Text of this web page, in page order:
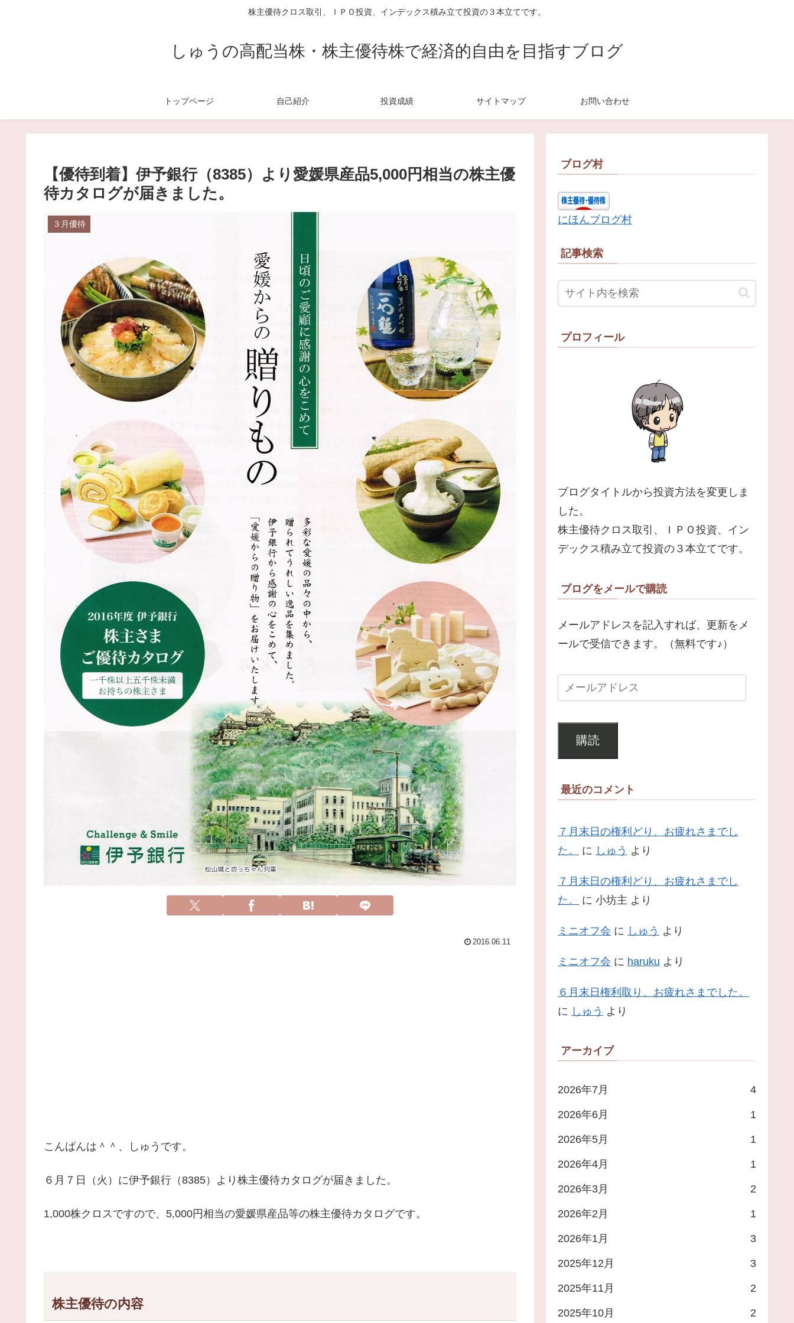
株主優待クロス取引、ＩＰＯ投資、インデックス積み立て投資の３本立てです。
しゅうの高配当株・株主優待株で経済的自由を目指すブログ
トップページ 自己紹介 投資成績 サイトマップ お問い合わせ
【優待到着】伊予銀行（8385）より愛媛県産品5,000円相当の株主優
待カタログが届きました。
３月優待
2016.06.11
こんばんは＾＾、しゅうです。
６月７日（火）に伊予銀行（8385）より株主優待カタログが届きました。
1,000株クロスですので、5,000円相当の愛媛県産品等の株主優待カタログです。
株主優待の内容
ブログ村
にほんブログ村
記事検索
プロフィール
ブログタイトルから投資方法を変更しま
した。
株主優待クロス取引、ＩＰＯ投資、イン
デックス積み立て投資の３本立てです。
ブログをメールで購読
メールアドレスを記入すれば、更新をメ
ールで受信できます。（無料です♪）
購読
最近のコメント
７月末日の権利どり、お疲れさまでし
た。
に しゅう より
７月末日の権利どり、お疲れさまでし
た。
に 小坊主 より
ミニオフ会 に しゅう より
ミニオフ会 に haruku より
６月末日権利取り、お疲れさまでした。
に しゅう より
アーカイブ
2026年7月 4
2026年6月 1
2026年5月 1
2026年4月 1
2026年3月 2
2026年2月 1
2026年1月 3
2025年12月 3
2025年11月 2
2025年10月 2